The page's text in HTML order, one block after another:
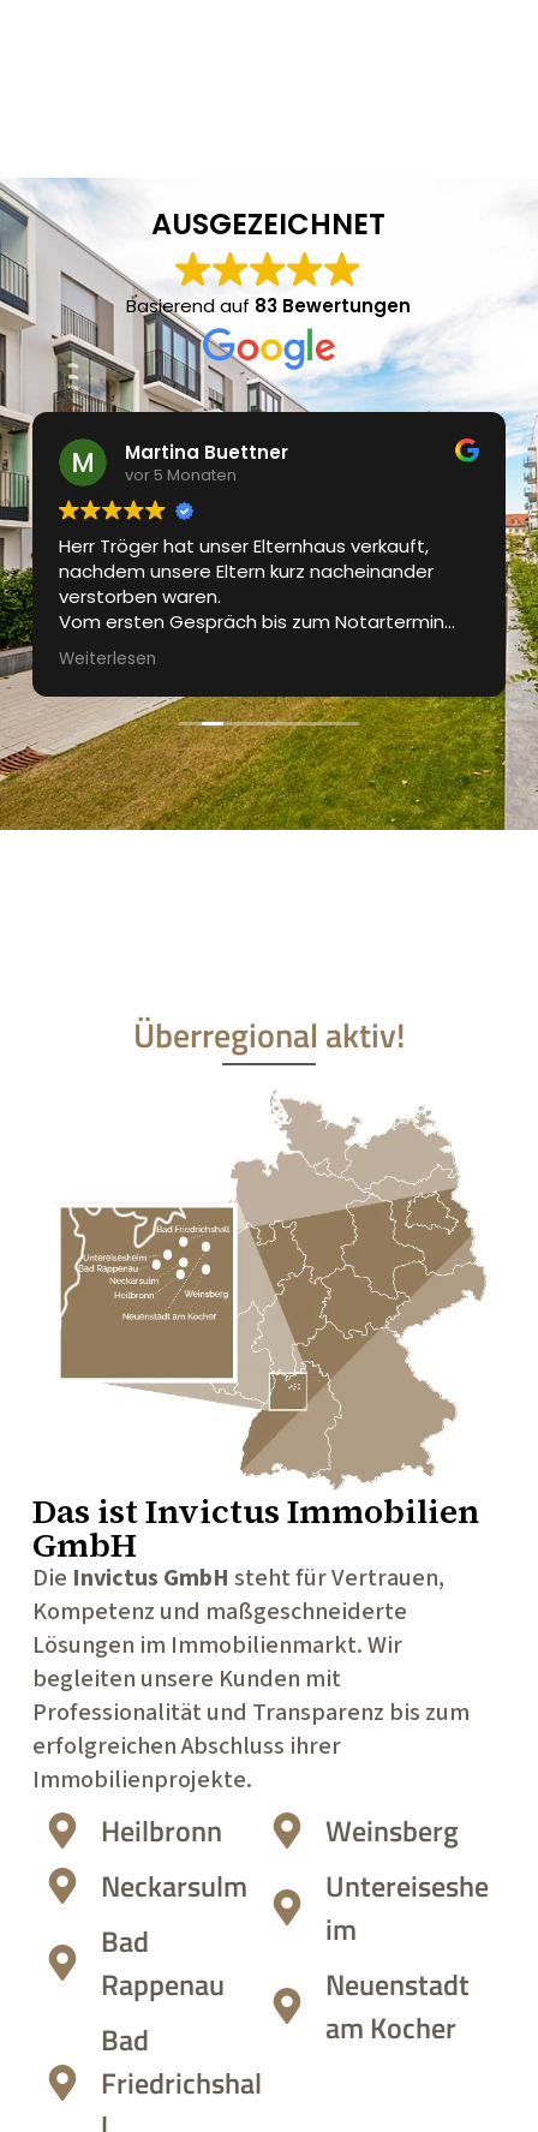
AUSGEZEICHNET
Basierend auf 83 Bewertungen
Martina Buettner
vor 5 Monaten
Herr Tröger hat unser Elternhaus verkauft,
nachdem unsere Eltern kurz nacheinander
verstorben waren.
Vom ersten Gespräch bis zum Notartermin
waren wir bestens betreut. Das Exposé wurde
professionell gestaltet, die
Besichtigungstermine waren gut organisiert.
Regelmässig wurden wir über den aktuellen
Stand des Verkaufprozesses informiert.
Sehr guter und professioneller Auftritt und für
uns die perfekte Lösung in einer für uns nicht
einfachen Zeit.
Weiterlesen
Überregional aktiv!
Das istInvictus Immobilien
GmbH
Die Invictus GmbH steht für Vertrauen,
Kompetenz und maßgeschneiderte
Lösungen im Immobilienmarkt. Wir
begleiten unsere Kunden mit
Professionalität und Transparenz bis zum
erfolgreichen Abschluss ihrer
Immobilienprojekte.
Heilbronn
Neckarsulm
Bad
Rappenau
Bad
Friedrichshal
Weinsberg
Untereiseshe
im
Neuenstadt
am Kocher